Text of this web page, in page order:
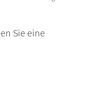
Sie eine